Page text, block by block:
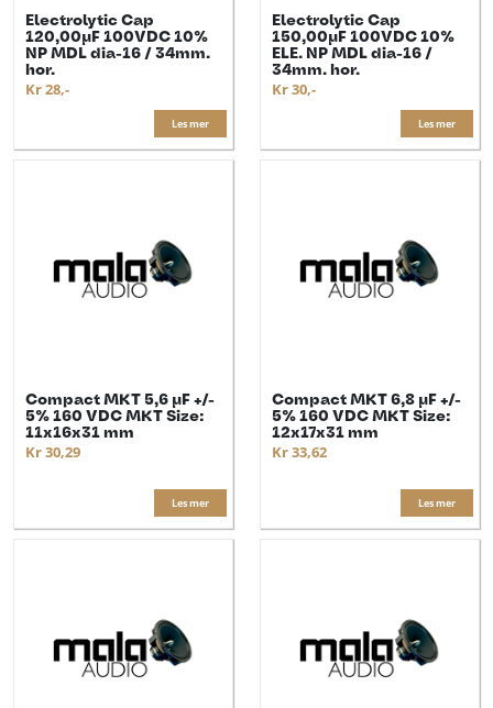
Electrolytic Cap
120,00µF 100VDC 10%
NP MDL dia-16 / 34mm.
hor.
Kr 28,-
Les mer
Electrolytic Cap
150,00µF 100VDC 10%
ELE. NP MDL dia-16 /
34mm. hor.
Kr 30,-
Les mer
Compact MKT 5,6 µF +/-
5% 160 VDC MKT Size:
11x16x31 mm
Kr 30,29
Les mer
Compact MKT 6,8 µF +/-
5% 160 VDC MKT Size:
12x17x31 mm
Kr 33,62
Les mer